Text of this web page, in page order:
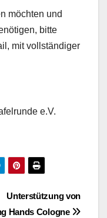
möchten und
bitte
mit vollständiger
e.V.
Unterstützung von
Hands Cologne